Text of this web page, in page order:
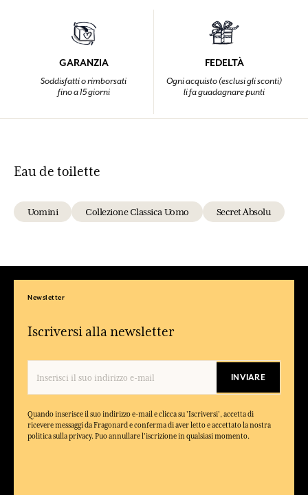
GARANZIA
Soddisfatti o rimborsati
fino a 15 giorni
FEDELTÀ
Ogni acquisto (esclusi gli sconti)
li fa guadagnare punti
Eau de toilette
Uomini Collezione Classica Uomo Secret Absolu
Newsletter
Iscriversi alla newsletter
INVIARE
Quando inserisce il suo indirizzo e-mail e clicca su 'Iscriversi', accetta di
ricevere messaggi da Fragonard e conferma di aver letto e accettato la nostra
politica sulla privacy. Puo annullare l'iscrizione in qualsiasi momento.